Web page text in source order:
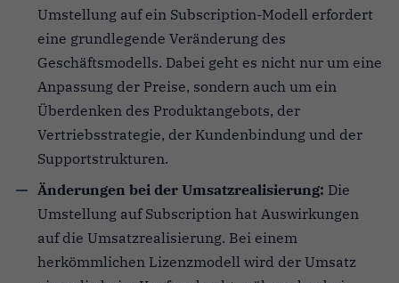
Umstellung auf ein Subscription-Modell erfordert
eine grundlegende Veränderung des
Geschäftsmodells. Dabei geht es nicht nur um eine
Anpassung der Preise, sondern auch um ein
Überdenken des Produktangebots, der
Vertriebsstrategie, der Kundenbindung und der
Supportstrukturen.
Änderungen bei der Umsatzrealisierung: Die
Umstellung auf Subscription hat Auswirkungen
auf die Umsatzrealisierung. Bei einem
herkömmlichen Lizenzmodell wird der Umsatz